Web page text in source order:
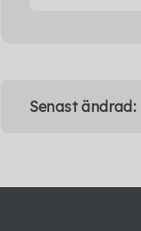
Senast ändrad: